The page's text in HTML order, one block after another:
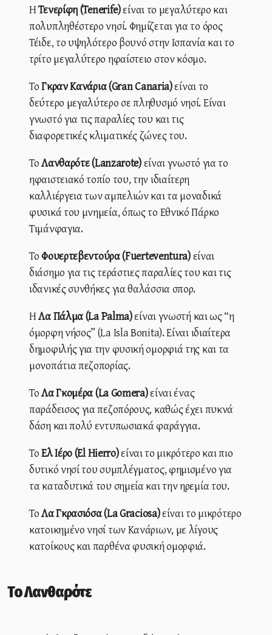
ΗΤενερίφη (Tenerife)είναι το μεγαλύτερο και
πολυπληθέστερο νησί. Φημίζεται για το όρος
Τέιδε, το υψηλότερο βουνό στην Ισπανία και το
τρίτο μεγαλύτερο ηφαίστειο στον κόσμο.
ΤοΓκραν Κανάρια (Gran Canaria)είναι το
δεύτερο μεγαλύτερο σε πληθυσμό νησί. Είναι
γνωστό για τις παραλίες του και τις
διαφορετικές κλιματικές ζώνες του.
ΤοΛανθαρότε (Lanzarote)είναι γνωστό για το
ηφαιστειακό τοπίο του, την ιδιαίτερη
καλλιέργεια των αμπελιών και τα μοναδικά
φυσικά του μνημεία, όπως το Εθνικό Πάρκο
Τιμάνφαγια.
ΤοΦουερτεβεντούρα (Fuerteventura)είναι
διάσημο για τις τεράστιες παραλίες του και τις
ιδανικές συνθήκες για θαλάσσια σπορ.
ΗΛα Πάλμα (La Palma)είναι γνωστή και ως “η
όμορφη νήσος” (La Isla Bonita). Είναι ιδιαίτερα
δημοφιλής για την φυσική ομορφιά της και τα
μονοπάτια πεζοπορίας.
ΤοΛα Γκομέρα (La Gomera)είναι ένας
παράδεισος για πεζοπόρους, καθώς έχει πυκνά
δάση και πολύ εντυπωσιακά φαράγγια.
ΤοΕλ Ιέρο (El Hierro)είναι το μικρότερο και πιο
δυτικό νησί του συμπλέγματος, φημισμένο για
τα καταδυτικά του σημεία και την ηρεμία του.
ΤοΛα Γκρασιόσα (La Graciosa)είναι το μικρότερο
κατοικημένο νησί των Κανάριων, με λίγους
κατοίκους και παρθένα φυσική ομορφιά.
Το Λανθαρότε